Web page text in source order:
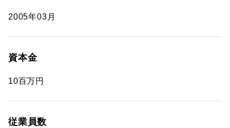
2005年03月
資本金
10百万円
従業員数